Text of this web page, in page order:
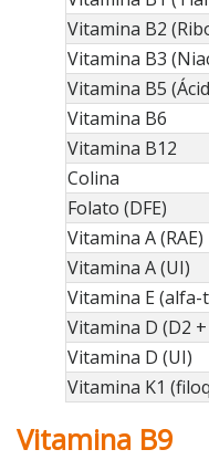
Vitamina B2
Vitamina B3
Vitamina B5
Vitamina B6
Vitamina B12
Colina
Folato (DFE)
Vitamina A (RAE)
Vitamina A (UI)
Vitamina E
Vitamina D (D2
Vitamina D (UI)
Vitamina K1
Vitamina B9